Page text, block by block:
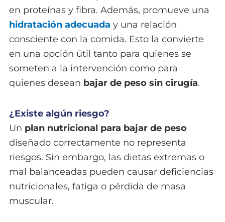
en proteínas y fibra. Además, promueve una
hidratación adecuada y una relación
consciente con la comida. Esto la convierte
en una opción útil tanto para quienes se
someten a la intervención como para
quienes desean bajar de peso sin cirugía.
¿Existe algún riesgo?
Un plan nutricional para bajar de peso
diseñado correctamente no representa
riesgos. Sin embargo, las dietas extremas o
mal balanceadas pueden causar deficiencias
nutricionales, fatiga o pérdida de masa
muscular.